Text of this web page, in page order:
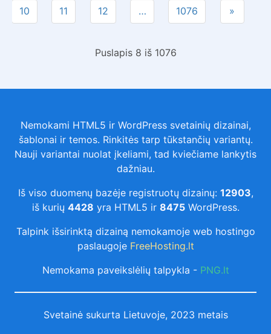
10 11 12 … 1076 »
Puslapis 8 iš 1076
Nemokami HTML5 ir WordPress svetainių dizainai,
šablonai ir temos. Rinkitės tarp tūkstančių variantų.
Nauji variantai nuolat įkeliami, tad kviečiame lankytis
dažniau.
Iš viso duomenų bazėje registruotų dizainų: 12903,
iš kurių 4428 yra HTML5 ir 8475WordPress.
Talpink išsirinktą dizainą nemokamoje web hostingo
paslaugoje FreeHosting.lt
Nemokama paveikslėlių talpykla - PNG.lt
Svetainė sukurta Lietuvoje, 2023 metais